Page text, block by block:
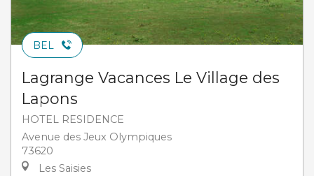
BEL
Lagrange Vacances Le Village des
Lapons
HOTEL RESIDENCE
Avenue des Jeux Olympiques
73620
Les Saisies